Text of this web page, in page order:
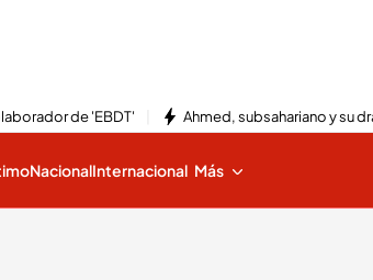
de 'EBDT' Ahmed, subsahariano y su
NacionalInternacional Más